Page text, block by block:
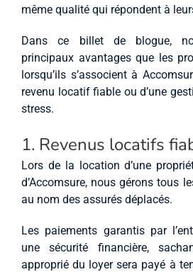
même qualité qui répondent à
Dans ce billet de blogue,
principaux avantages que les
lorsqu’ils s’associent à
revenu locatif fiable ou d’une
stress.
1. Revenus locatifs
Lors de la location d’une
d’Accomsure, nous gérons tous
au nom des assurés déplacés.
Les paiements garantis par
une sécurité financière,
approprié du loyer sera payé à